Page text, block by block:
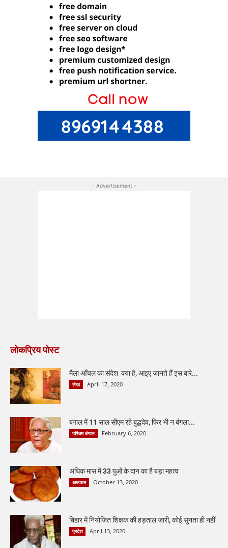
- Advertisement -
लोकप्रिय पोस्ट
मैला आँचल का संदेश क्या है, आइए जानते हैं इस बारे...
लेख April 17, 2020
बंगाल में 11 साल सीएम रहे बुद्धदेव, फिर भी न बंगला...
पश्चिम बंगाल February 6, 2020
अधिक मास में 33 पुओं के दान का है बड़ा महत्व
अध्यात्म October 13, 2020
बिहार में नियोजित शिक्षक की हड़ताल जारी, कोई सुनता ही नहीं
प्रदेश April 13, 2020